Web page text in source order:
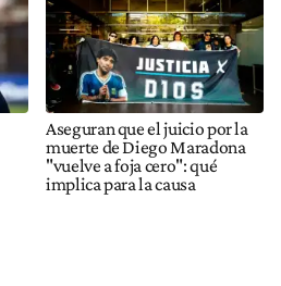
Aseguran que el juicio por la
muerte de Diego Maradona
"vuelve a foja cero": qué
implica para la causa